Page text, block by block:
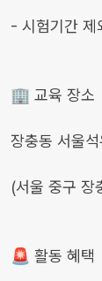
- 시험기간 제
🏢 교육 장소
장충동 서울
(서울 중구 장
🚨 활동 혜택